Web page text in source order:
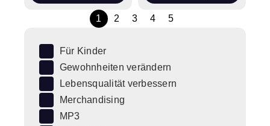
1 2 3 4 5
Für Kinder
Gewohnheiten verändern
Lebensqualität verbessern
Merchandising
MP3